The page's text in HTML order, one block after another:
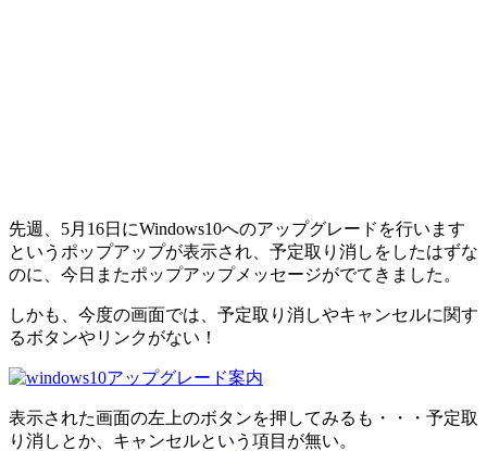
先週、5月16日にWindows10へのアップグレードを行います
というポップアップが表示され、予定取り消しをしたはずな
のに、今日またポップアップメッセージがでてきました。
しかも、今度の画面では、予定取り消しやキャンセルに関す
るボタンやリンクがない！
表示された画面の左上のボタンを押してみるも・・・予定取
り消しとか、キャンセルという項目が無い。